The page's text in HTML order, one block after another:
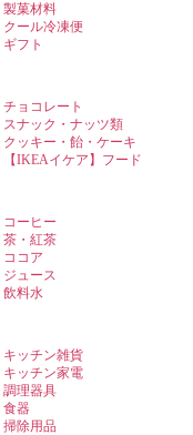
製菓材料
クール冷凍便
ギフト
チョコレート
スナック・ナッツ類
クッキー・飴・ケーキ
【IKEAイケア】フード
コーヒー
茶・紅茶
ココア
ジュース
飲料水
キッチン雑貨
キッチン家電
調理器具
食器
掃除用品